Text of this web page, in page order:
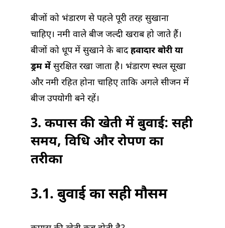
बीजों को भंडारण से पहले पूरी तरह सुखाना
चाहिए। नमी वाले बीज जल्दी खराब हो जाते हैं।
बीजों को धूप में सुखाने के बादहवादार बोरी या
ड्रम में सुरक्षित रखा जाता है। भंडारण स्थल सूखा
और नमी रहित होना चाहिए ताकि अगले सीजन में
बीज उपयोगी बने रहें।
3. कपास की खेती में बुवाई: सही
समय, विधि और रोपण का
तरीका
3.1. बुवाई का सही मौसम